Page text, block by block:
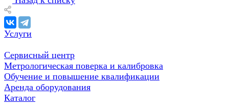
Услуги
Сервисный центр
Метрологическая поверка и калибровка
Обучение и повышение квалификации
Аренда оборудования
Каталог